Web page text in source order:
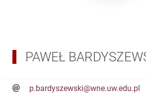
PAWEŁ
p.bardyszewski@wne.uw.edu.pl